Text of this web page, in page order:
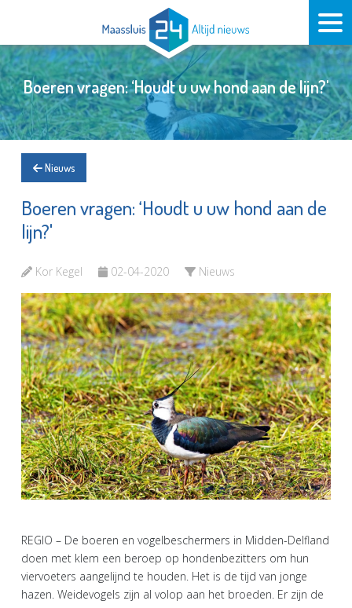
Boeren vragen: ‘Houdt u uw hond aan de lijn?'
Nieuws
Boeren vragen: ‘Houdt u uw hond aan de
lijn?'
Kor Kegel 02-04-2020 Nieuws
REGIO – De boeren en vogelbeschermers in Midden-Delfland
doen met klem een beroep op hondenbezitters om hun
viervoeters aangelijnd te houden. Het is de tijd van jonge
hazen. Weidevogels zijn al volop aan het broeden. Er zijn de